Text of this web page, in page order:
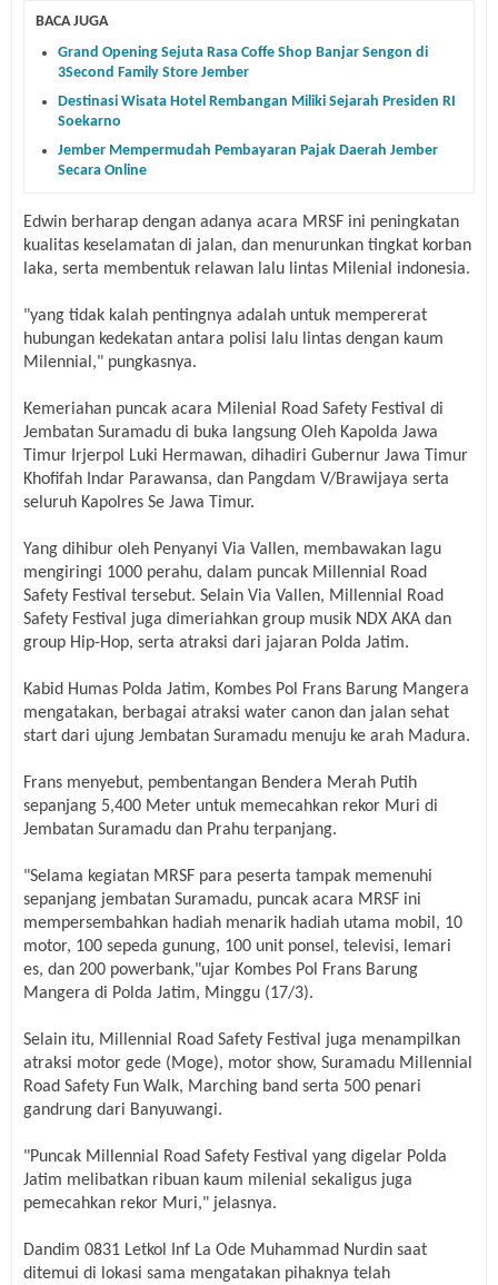
BACA JUGA
Grand Opening Sejuta Rasa Coffe Shop Banjar Sengon di
3Second Family Store Jember
Destinasi Wisata Hotel Rembangan Miliki Sejarah Presiden RI
Soekarno
Jember Mempermudah Pembayaran Pajak Daerah Jember
Secara Online
Edwin berharap dengan adanya acara MRSF ini peningkatan
kualitas keselamatan di jalan, dan menurunkan tingkat korban
laka, serta membentuk relawan lalu lintas Milenial indonesia.
"yang tidak kalah pentingnya adalah untuk mempererat
hubungan kedekatan antara polisi lalu lintas dengan kaum
Milennial," pungkasnya.
Kemeriahan puncak acara Milenial Road Safety Festival di
Jembatan Suramadu di buka langsung Oleh Kapolda Jawa
Timur Irjerpol Luki Hermawan, dihadiri Gubernur Jawa Timur
Khofifah Indar Parawansa, dan Pangdam V/Brawijaya serta
seluruh Kapolres Se Jawa Timur.
Yang dihibur oleh Penyanyi Via Vallen, membawakan lagu
mengiringi 1000 perahu, dalam puncak Millennial Road
Safety Festival tersebut. Selain Via Vallen, Millennial Road
Safety Festival juga dimeriahkan group musik NDX AKA dan
group Hip-Hop, serta atraksi dari jajaran Polda Jatim.
Kabid Humas Polda Jatim, Kombes Pol Frans Barung Mangera
mengatakan, berbagai atraksi water canon dan jalan sehat
start dari ujung Jembatan Suramadu menuju ke arah Madura.
Frans menyebut, pembentangan Bendera Merah Putih
sepanjang 5,400 Meter untuk memecahkan rekor Muri di
Jembatan Suramadu dan Prahu terpanjang.
"Selama kegiatan MRSF para peserta tampak memenuhi
sepanjang jembatan Suramadu, puncak acara MRSF ini
mempersembahkan hadiah menarik hadiah utama mobil, 10
motor, 100 sepeda gunung, 100 unit ponsel, televisi, lemari
es, dan 200 powerbank,"ujar Kombes Pol Frans Barung
Mangera di Polda Jatim, Minggu (17/3).
Selain itu, Millennial Road Safety Festival juga menampilkan
atraksi motor gede (Moge), motor show, Suramadu Millennial
Road Safety Fun Walk, Marching band serta 500 penari
gandrung dari Banyuwangi.
"Puncak Millennial Road Safety Festival yang digelar Polda
Jatim melibatkan ribuan kaum milenial sekaligus juga
pemecahkan rekor Muri," jelasnya.
Dandim 0831 Letkol Inf La Ode Muhammad Nurdin saat
ditemui di lokasi sama mengatakan pihaknya telah